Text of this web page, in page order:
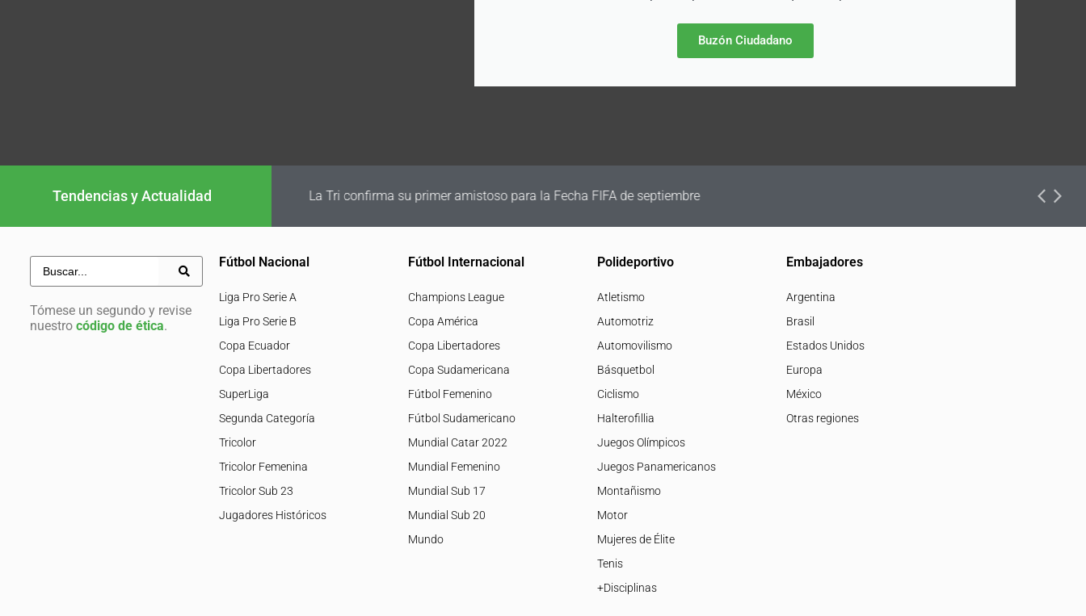
Buzón Ciudadano
Tendencias y Actualidad La Tri confirma su primer amistoso para la Fecha FIFA de septiembre
Tómese un segundo y revise
nuestro código de ética.
Fútbol Nacional
Liga Pro Serie A
Liga Pro Serie B
Copa Ecuador
Copa Libertadores
SuperLiga
Segunda Categoría
Tricolor
Tricolor Femenina
Tricolor Sub 23
Jugadores Históricos
Fútbol Internacional
Champions League
Copa América
Copa Libertadores
Copa Sudamericana
Fútbol Femenino
Fútbol Sudamericano
Mundial Catar 2022
Mundial Femenino
Mundial Sub 17
Mundial Sub 20
Mundo
Polideportivo
Atletismo
Automotriz
Automovilismo
Básquetbol
Ciclismo
Halterofillia
Juegos Olímpicos
Juegos Panamericanos
Montañismo
Motor
Mujeres de Élite
Tenis
+Disciplinas
Embajadores
Argentina
Brasil
Estados Unidos
Europa
México
Otras regiones